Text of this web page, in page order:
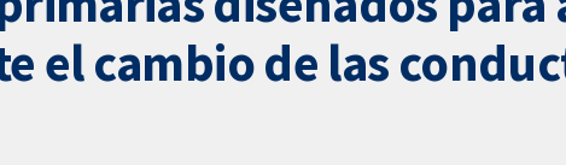
el cambio de las